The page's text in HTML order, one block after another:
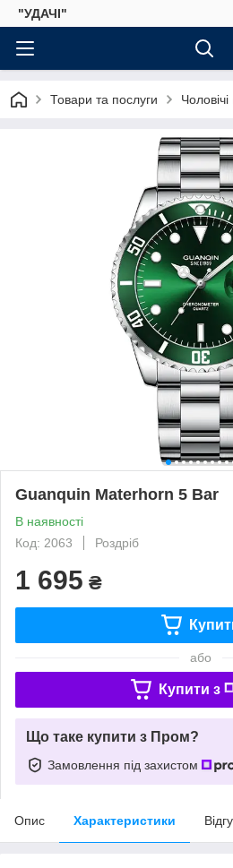
"УДАЧІ"
Товари та послуги
Guanquin Materhorn 5 Bar
В наявності
Код: 2063
Роздріб
1 695 ₴
або
Купити з
Що таке купити з Пром?
Замовлення під захистом
Опис Характеристики